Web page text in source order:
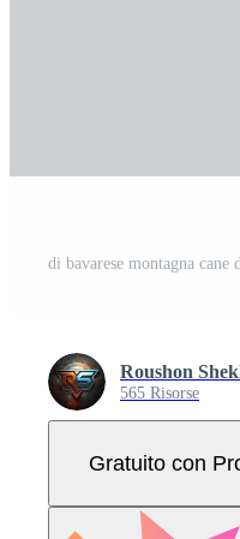
Roushon
565 Risorse
Gratuito con